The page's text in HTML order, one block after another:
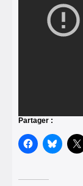
Partager :